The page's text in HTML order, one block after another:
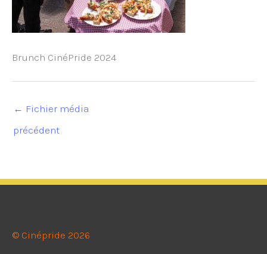
Brunch CinéPride 2024
← Fichier média
précédent
© Cinépride 2026